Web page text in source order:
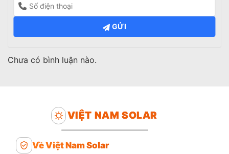
GỬI
Chưa có bình luận nào.
VIỆT NAM SOLAR
Về Việt Nam Solar